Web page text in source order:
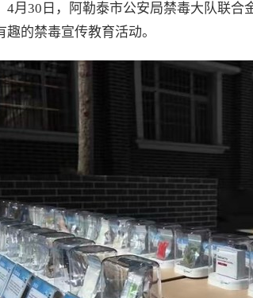
4月30日，阿勒泰市公安局禁毒大队联合
趣的禁毒宣传教育活动。